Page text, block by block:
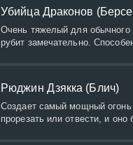
Убийца Драконов
Очень тяжелый для обычного
рубит замечательно.
Рюджин Дзякка (Блич)
Создает самый мощный
прорезать или отвести, и